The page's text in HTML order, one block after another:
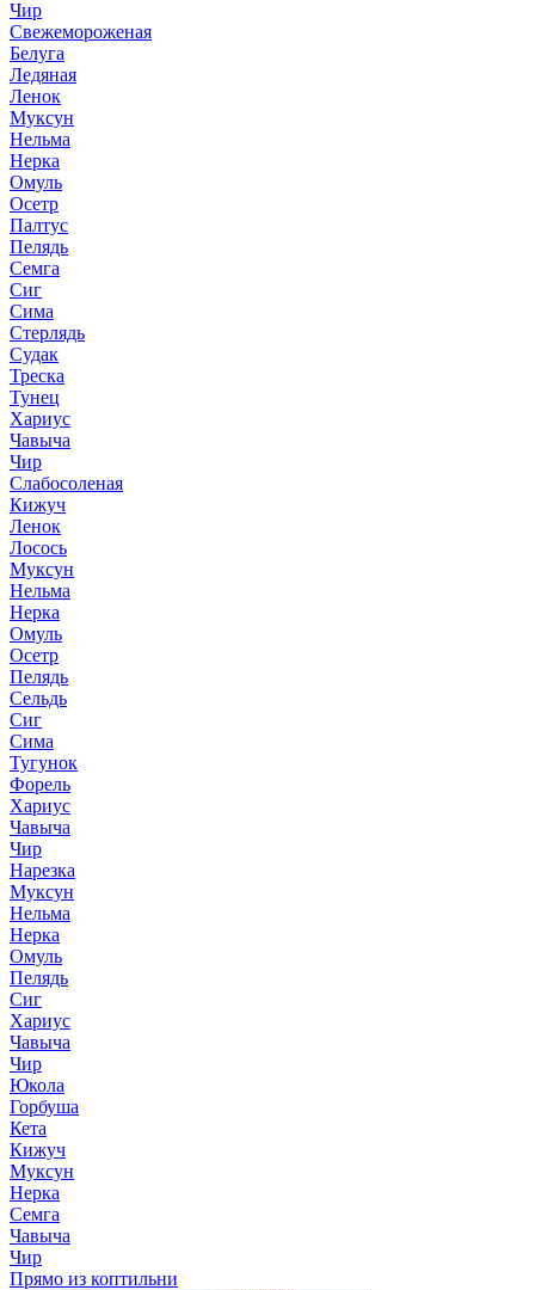
Чир
Свежемороженая
Белуга
Ледяная
Ленок
Муксун
Нельма
Нерка
Омуль
Осетр
Палтус
Пелядь
Семга
Сиг
Сима
Стерлядь
Судак
Треска
Тунец
Хариус
Чавыча
Чир
Слабосоленая
Кижуч
Ленок
Лосось
Муксун
Нельма
Нерка
Омуль
Осетр
Пелядь
Сельдь
Сиг
Сима
Тугунок
Форель
Хариус
Чавыча
Чир
Нарезка
Муксун
Нельма
Нерка
Омуль
Пелядь
Сиг
Хариус
Чавыча
Чир
Юкола
Горбуша
Кета
Кижуч
Муксун
Нерка
Семга
Чавыча
Чир
Прямо из коптильни